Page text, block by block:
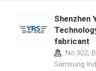
Shenzhen
fabricant
No.302,
Samsung